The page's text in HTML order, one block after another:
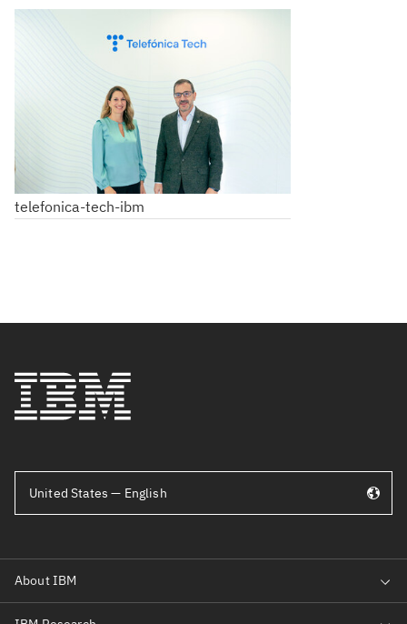
telefonica-tech-ibm
United States — English